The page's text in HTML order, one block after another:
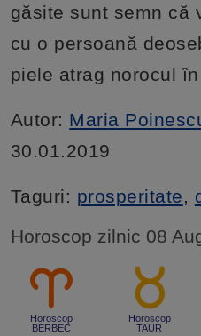
găsite sunt semn că
cu o persoană
piele atrag norocul
Autor: Maria
30.01.2019
Taguri: prosperitate,
Horoscop zilnic 08
Horoscop
BERBEC
Horoscop
TAUR